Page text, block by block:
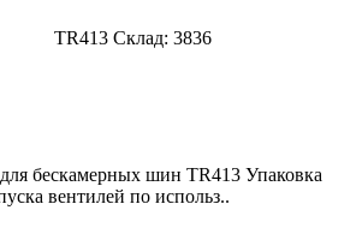
TR413 Склад: 3836
бескамерных шин TR413 Упаковка
вентилей по использ..